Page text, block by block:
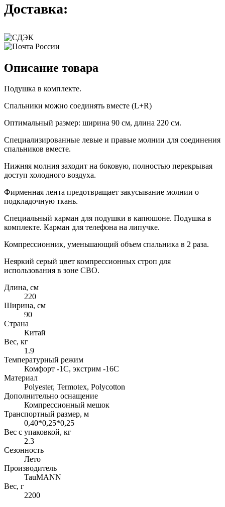
Доставка:
Описание товара
Подушка в комплекте.
Спальники можно соединять вместе (L+R)
Оптимальный размер: ширина 90 см, длина 220 см.
Специализированные левые и правые молнии для соединения
спальников вместе.
Нижняя молния заходит на боковую, полностью перекрывая
доступ холодного воздуха.
Фирменная лента предотвращает закусывание молнии о
подкладочную ткань.
Специальный карман для подушки в капюшоне. Подушка в
комплекте. Карман для телефона на липучке.
Компрессионник, уменьшающий объем спальника в 2 раза.
Неяркий серый цвет компрессионных строп для
использования в зоне СВО.
Длина, см
220
Ширина, см
90
Страна
Китай
Вес, кг
1.9
Температурный режим
Комфорт -1С, экстрим -16С
Материал
Polyester, Termotex, Polycotton
Дополнительно оснащение
Компрессионный мешок
Транспортный размер, м
0,40*0,25*0,25
Вес с упаковкой, кг
2.3
Сезонность
Лето
Производитель
TauMANN
Вес, г
2200